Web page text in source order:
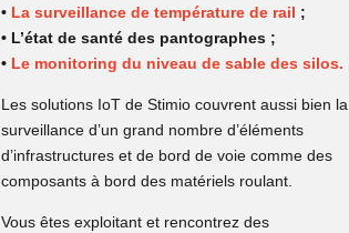
• La surveillance de température de rail ;
• L’état de santé des pantographes ;
• Le monitoring du niveau de sable des silos.
Les solutions IoT de Stimio couvrent aussi bien la
surveillance d’un grand nombre d’éléments
d’infrastructures et de bord de voie comme des
composants à bord des matériels roulant.
Vous êtes exploitant et rencontrez des